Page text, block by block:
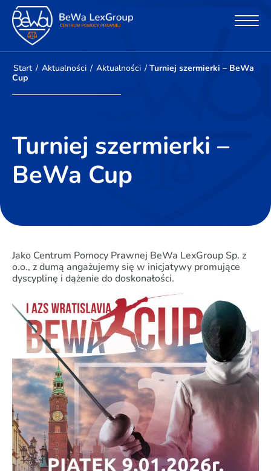
Start / Aktualności / Aktualności / Turniej szermierki – BeWa
Cup
Turniej szermierki –
BeWa Cup
Jako Centrum Pomocy Prawnej BeWa LexGroup Sp. z
o.o., z dumą angażujemy się w inicjatywy promujące
dyscyplinę i dążenie do doskonałości.